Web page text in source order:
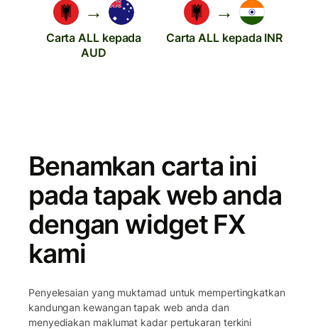
→
Carta ALL kepada
AUD
→
Carta ALL kepada INR
Benamkan carta ini
pada tapak web anda
dengan widget FX
kami
Penyelesaian yang muktamad untuk mempertingkatkan
kandungan kewangan tapak web anda dan
menyediakan maklumat kadar pertukaran terkini